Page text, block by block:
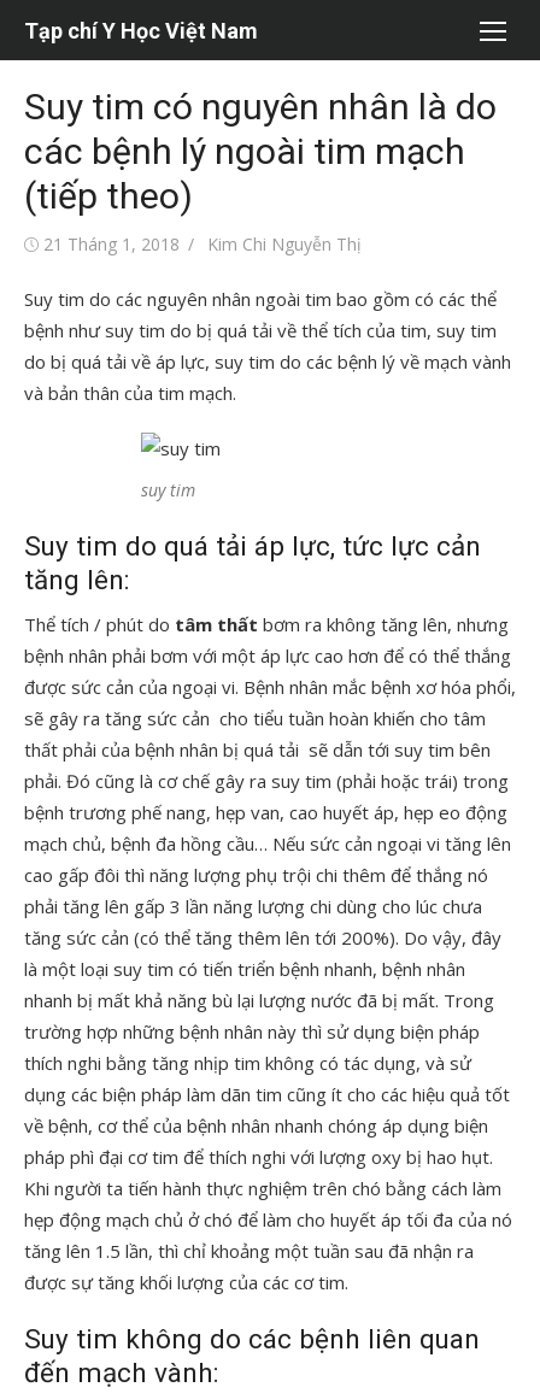
dung
Tạp chí Y Học Việt Nam
Suy tim có nguyên nhân là do
các bệnh lý ngoài tim mạch
(tiếp theo)
Đăng21 Tháng 1, 2018
Tác
Kim Chi Nguyễn Thị
Suy tim do các nguyên nhân ngoài tim bao gồm có các thể
bệnh như suy tim do bị quá tải về thể tích của tim, suy tim
do bị quá tải về áp lực, suy tim do các bệnh lý về mạch vành
và bản thân của tim mạch.
suy tim
Suy tim do quá tải áp lực, tức lực cản
tăng lên:
Thể tích / phút do tâm thất bơm ra không tăng lên, nhưng
bệnh nhân phải bơm với một áp lực cao hơn để có thể thắng
được sức cản của ngoại vi. Bệnh nhân mắc bệnh xơ hóa phổi,
sẽ gây ra tăng sức cản cho tiểu tuần hoàn khiến cho tâm
thất phải của bệnh nhân bị quá tải sẽ dẫn tới suy tim bên
phải. Đó cũng là cơ chế gây ra suy tim (phải hoặc trái) trong
bệnh trương phế nang, hẹp van, cao huyết áp, hẹp eo động
mạch chủ, bệnh đa hồng cầu… Nếu sức cản ngoại vi tăng lên
cao gấp đôi thì năng lượng phụ trội chi thêm để thắng nó
phải tăng lên gấp 3 lần năng lượng chi dùng cho lúc chưa
tăng sức cản (có thể tăng thêm lên tới 200%). Do vậy, đây
là một loại suy tim có tiến triển bệnh nhanh, bệnh nhân
nhanh bị mất khả năng bù lại lượng nước đã bị mất. Trong
trường hợp những bệnh nhân này thì sử dụng biện pháp
thích nghi bằng tăng nhịp tim không có tác dụng, và sử
dụng các biện pháp làm dãn tim cũng ít cho các hiệu quả tốt
về bệnh, cơ thể của bệnh nhân nhanh chóng áp dụng biện
pháp phì đại cơ tim để thích nghi với lượng oxy bị hao hụt.
Khi người ta tiến hành thực nghiệm trên chó bằng cách làm
hẹp động mạch chủ ở chó để làm cho huyết áp tối đa của nó
tăng lên 1.5 lần, thì chỉ khoảng một tuần sau đã nhận ra
được sự tăng khối lượng của các cơ tim.
Suy tim không do các bệnh liên quan
đến mạch vành: